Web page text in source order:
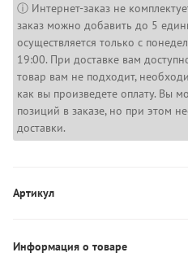
ⓘ Интернет-заказ не
заказ можно добавить до 5
осуществляется только с
19:00. При доставке вам
товар вам не подходит,
как вы произведете оплату. Вы
позиций в заказе, но при этом
доставки.
Артикул
Информация о товаре